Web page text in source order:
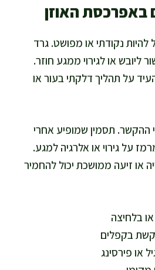
באפרכסת האוזן
להיות נקודתי או מפושט. גרד
ליובש או לגירוי ממגע חוזר.
על תהליך דלקתי בעור או
ההקשר. תסמין שמופיע אחרי
על גירוי או אלרגיה למגע.
או זיעה ממושכת יכול להחמיר
בלחיצה
בקפלים
או פירסינג